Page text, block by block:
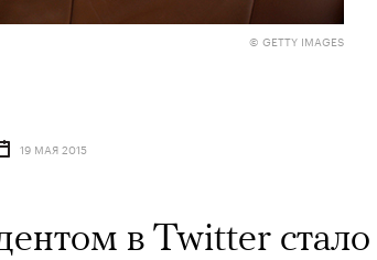
© GETTY IMAGES
19 МАЯ 2015
в Twitter стало